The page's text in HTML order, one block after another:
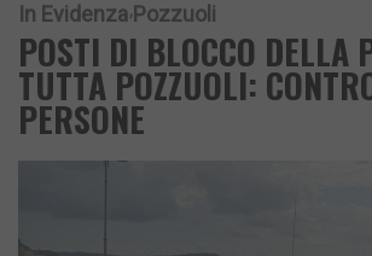
In Evidenza Pozzuoli
POSTI DI BLOCCO DELLA
TUTTA POZZUOLI:
PERSONE